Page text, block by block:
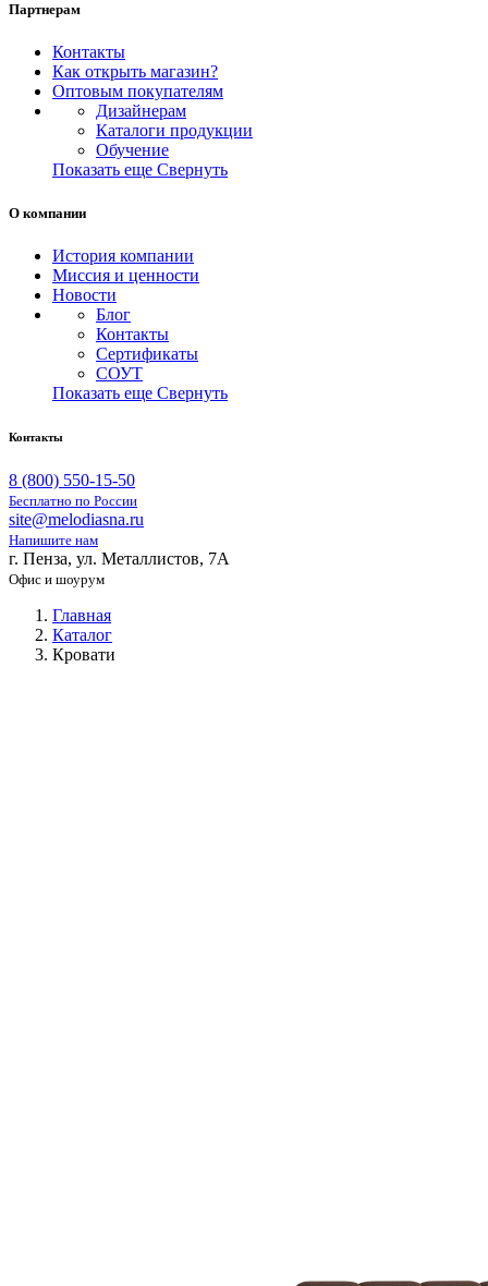
Партнерам
Контакты
Как открыть магазин?
Оптовым покупателям
Дизайнерам
Каталоги продукции
Обучение
Показать еще Свернуть
О компании
История компании
Миссия и ценности
Новости
Блог
Контакты
Сертификаты
СОУТ
Показать еще Свернуть
Контакты
8 (800) 550-15-50
Бесплатно по России
site@melodiasna.ru
Напишите нам
г. Пенза, ул. Металлистов, 7А
Офис и шоурум
Главная
Каталог
Кровати